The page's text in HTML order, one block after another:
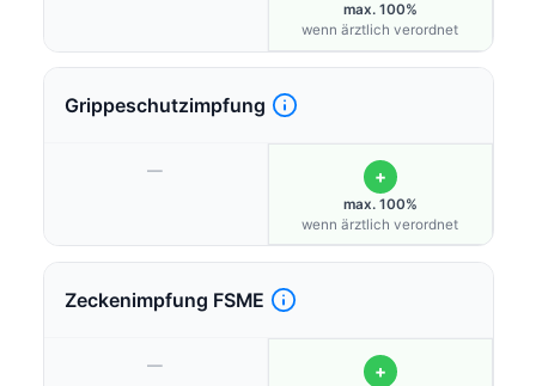
max. 100%
wenn ärztlich verordnet
Grippeschutzimpfung
— +
max. 100%
wenn ärztlich verordnet
Zeckenimpfung FSME
— +